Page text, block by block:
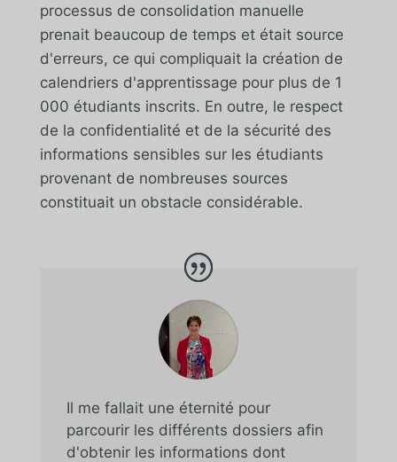
processus de consolidation manuelle
prenait beaucoup de temps et était source
d'erreurs, ce qui compliquait la création de
calendriers d'apprentissage pour plus de 1
000 étudiants inscrits. En outre, le respect
de la confidentialité et de la sécurité des
informations sensibles sur les étudiants
provenant de nombreuses sources
constituait un obstacle considérable.
Il me fallait une éternité pour
parcourir les différents dossiers afin
d'obtenir les informations dont